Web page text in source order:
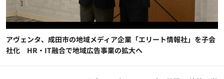
アヴェンタ、成田市の地域メディア企業「エリート情報社」を子会
社化 HR・IT融合で地域広告事業の拡大へ